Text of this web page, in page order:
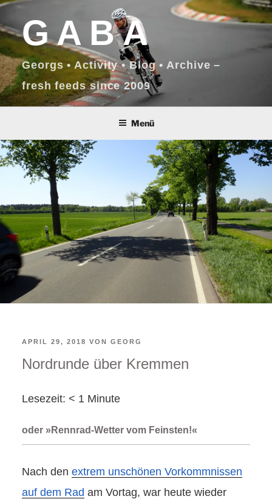
Zum
Inhalt
springenGABA
Georgs • Activity • Blog • Archive –
fresh feeds since 2009
Menü
VERÖFFENTLICHT
AM
APRIL 29, 2018 VON GEORG
Nordrunde über Kremmen
Lesezeit: < 1 Minute
oder »Rennrad-Wetter vom Feinsten!«
Nach den extrem unschönen Vorkommnissen
auf dem Rad am Vortag, war heute wieder